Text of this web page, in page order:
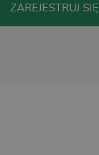
ZAREJESTRUJ SIĘ